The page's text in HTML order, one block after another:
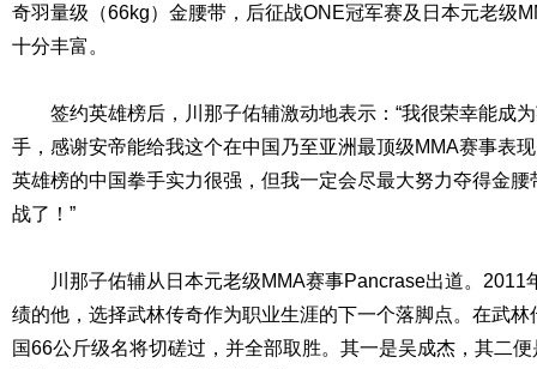
奇羽量级（66kg）金腰带，后征战ONE冠军赛及日本元老级
十分丰富。
签约英雄榜后，川那子佑辅激动地表示：“我很荣幸能成
手，感谢安帝能给我这个在中国乃至亚洲最顶级MMA赛事表
英雄榜的中国拳手实力很强，但我一定会尽最大努力夺得金
战了！”
川那子佑辅从日本元老级MMA赛事Pancrase出道。2011
绩的他，选择武林传奇作为职业生涯的下一个落脚点。在武
国66公斤级名将切磋过，并全部取胜。其一是吴成杰，其二